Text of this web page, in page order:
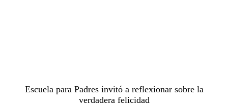
Escuela para Padres invitó a reflexionar sobre la
verdadera felicidad